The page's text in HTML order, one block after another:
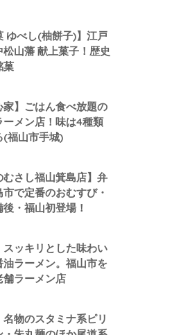
ゆべし(柚餅子)】江戸
松山藩 献上菓子！歴史
菓
家】ごはん食べ放題の
ーメン店！味は4種類
(福山市手城)
むさし福山箕島店】弁
で定番のおむすび・
・福山初登場！
スッキリとした味わい
油ラーメン。福山市を
舗ラーメン店
名物のスタミナ系ピリ